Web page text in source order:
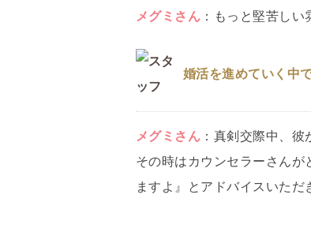
メグミ さん ： もっと堅苦しい
婚活を進めていく中
メグミ さん ： 真剣交際中、彼
その時はカウンセラーさん
ますよ』とアドバイスいただ